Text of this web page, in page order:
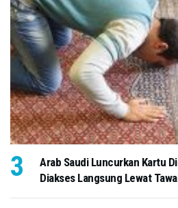
Arab Saudi Luncurkan Kartu
Diakses Langsung Lewat